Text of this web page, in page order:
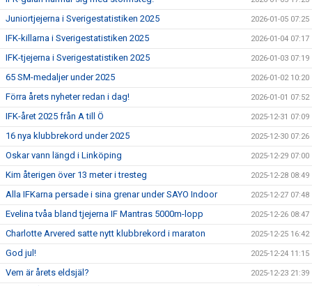
Juniortjejerna i Sverigestatistiken 2025 2026-01-05 07:25
IFK-killarna i Sverigestatistiken 2025 2026-01-04 07:17
IFK-tjejerna i Sverigestatistiken 2025 2026-01-03 07:19
65 SM-medaljer under 2025 2026-01-02 10:20
Förra årets nyheter redan i dag! 2026-01-01 07:52
IFK-året 2025 från A till Ö 2025-12-31 07:09
16 nya klubbrekord under 2025 2025-12-30 07:26
Oskar vann längd i Linköping 2025-12-29 07:00
Kim återigen över 13 meter i tresteg 2025-12-28 08:49
Alla IFKarna persade i sina grenar under SAYO Indoor 2025-12-27 07:48
Evelina tvåa bland tjejerna IF Mantras 5000m-lopp 2025-12-26 08:47
Charlotte Arvered satte nytt klubbrekord i maraton 2025-12-25 16:42
God jul! 2025-12-24 11:15
Vem är årets eldsjäl? 2025-12-23 21:39